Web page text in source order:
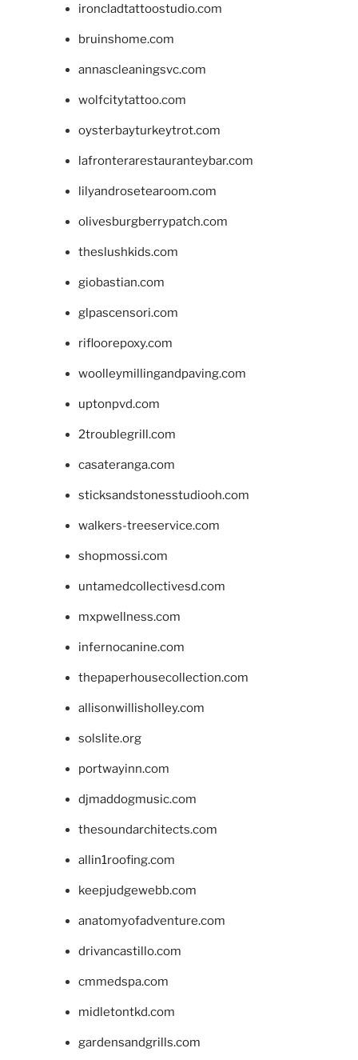
ironcladtattoostudio.com
bruinshome.com
annascleaningsvc.com
wolfcitytattoo.com
oysterbayturkeytrot.com
lafronterarestauranteybar.com
lilyandrosetearoom.com
olivesburgberrypatch.com
theslushkids.com
giobastian.com
glpascensori.com
rifloorepoxy.com
woolleymillingandpaving.com
uptonpvd.com
2troublegrill.com
casateranga.com
sticksandstonesstudiooh.com
walkers-treeservice.com
shopmossi.com
untamedcollectivesd.com
mxpwellness.com
infernocanine.com
thepaperhousecollection.com
allisonwillisholley.com
solslite.org
portwayinn.com
djmaddogmusic.com
thesoundarchitects.com
allin1roofing.com
keepjudgewebb.com
anatomyofadventure.com
drivancastillo.com
cmmedspa.com
midletontkd.com
gardensandgrills.com